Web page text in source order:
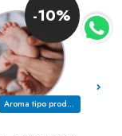
-10%
Aroma tipo productos para bebe